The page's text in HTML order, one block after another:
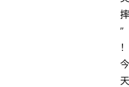
摔
”
！
今
天